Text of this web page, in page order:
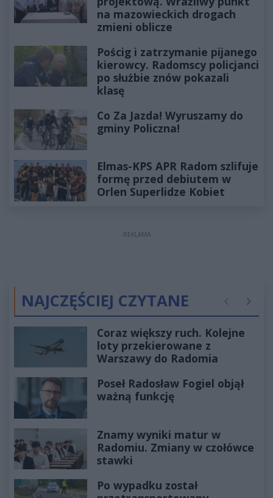
na mazowieckich drogach
zmieni oblicze
Pościg i zatrzymanie pijanego
kierowcy. Radomscy policjanci
po służbie znów pokazali
klasę
Co Za Jazda! Wyruszamy do
gminy Policzna!
Elmas-KPS APR Radom szlifuje
formę przed debiutem w
Orlen Superlidze Kobiet
REKLAMA
NAJCZĘŚCIEJ CZYTANE Poprzednie
Coraz większy ruch. Kolejne
loty przekierowane z
Warszawy do Radomia
Poseł Radosław Fogiel objął
ważną funkcję
Znamy wyniki matur w
Radomiu. Zmiany w czołówce
stawki
Po wypadku został